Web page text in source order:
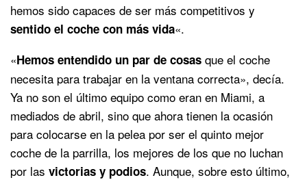
hemos sido capaces de ser más competitivos y
sentido el coche con más vida«.
«Hemos entendido un par de cosas que el coche
necesita para trabajar en la ventana correcta», decía.
Ya no son el último equipo como eran en Miami, a
mediados de abril, sino que ahora tienen la ocasión
para colocarse en la pelea por ser el quinto mejor
coche de la parrilla, los mejores de los que no luchan
por las victorias y podios. Aunque, sobre esto último,